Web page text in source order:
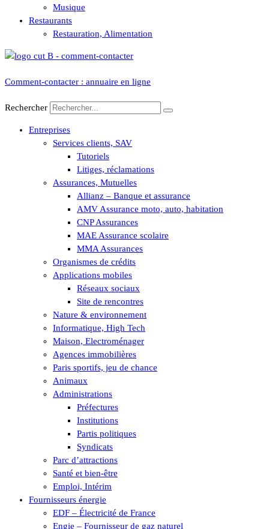
Musique
Restaurants
Restauration, Alimentation
Comment-contacter : annuaire en ligne
Rechercher
Entreprises
Services clients, SAV
Tutoriels
Litiges, réclamations
Assurances, Mutuelles
Allianz – Banque et assurance
AMV Assurance moto, auto, habitation
CNP Assurances
MAE Assurance scolaire
MMA Assurances
Organismes de crédits
Applications mobiles
Réseaux sociaux
Site de rencontres
Nature & environnement
Informatique, High Tech
Maison, Electroménager
Agences immobilières
Paris sportifs, jeu de chance
Animaux
Administrations
Préfectures
Institutions
Partis politiques
Syndicats
Parc d’attractions
Santé et bien-être
Emploi, Intérim
Fournisseurs énergie
EDF – Électricité de France
Engie – Fournisseur de gaz naturel